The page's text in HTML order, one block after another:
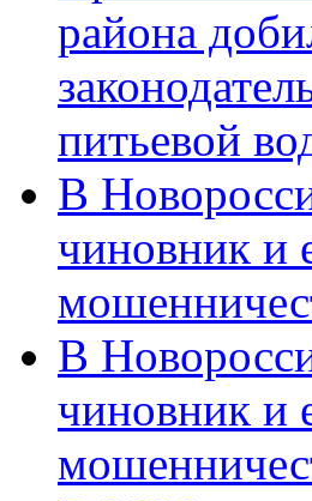
района
питьевой
В
чиновник и
В
чиновник и